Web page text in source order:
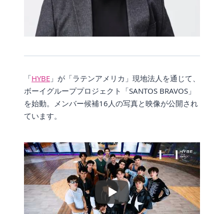
「HYBE 」が「ラテンアメリカ」現地法人を通じて、
ボーイグループプロジェクト「SANTOS BRAVOS」
を始動。メンバー候補16人の写真と映像が公開され
ています。